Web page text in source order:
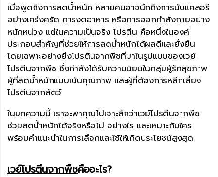
เมื่อพูดถึงการลดน้ำหนัก หลายคนอาจนึกถึงการนับแคลอรี
อย่างเคร่งครัด การงดอาหาร หรือการออกกำลังกายอย่าง
หนักหน่วง แต่ในความเป็นจริง โปรตีน คือหนึ่งในองค์
ประกอบสำคัญที่ช่วยให้การลดน้ำหนักได้ผลดีและยั่งยืน
โดยเฉพาะอย่างยิ่งโปรตีนจากพืชที่มาในรูปแบบของเวย์
โปรตีนจากพืช ซึ่งกำลังได้รับความนิยมในกลุ่มผู้รักสุขภาพ
ผู้ที่ลดน้ำหนักแบบเน้นคุณภาพ และผู้ที่ต้องการหลีกเลี่ยง
โปรตีนจากสัตว์
ในบทความนี้ เราจะพาคุณไปเจาะลึกว่าเวย์โปรตีนจากพืช
ช่วยลดน้ำหนักได้จริงหรือไม่ อย่างไร และเหมาะกับใคร
พร้อมคำแนะนำในการเลือกและใช้ให้เกิดประโยชน์สูงสุด
เวย์โปรตีนจากพืชคืออะไร?